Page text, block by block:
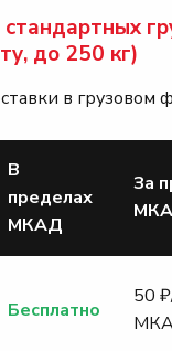
до 250 кг)
в грузовом
В
пределах
МКАД
За
Бесплатно
50